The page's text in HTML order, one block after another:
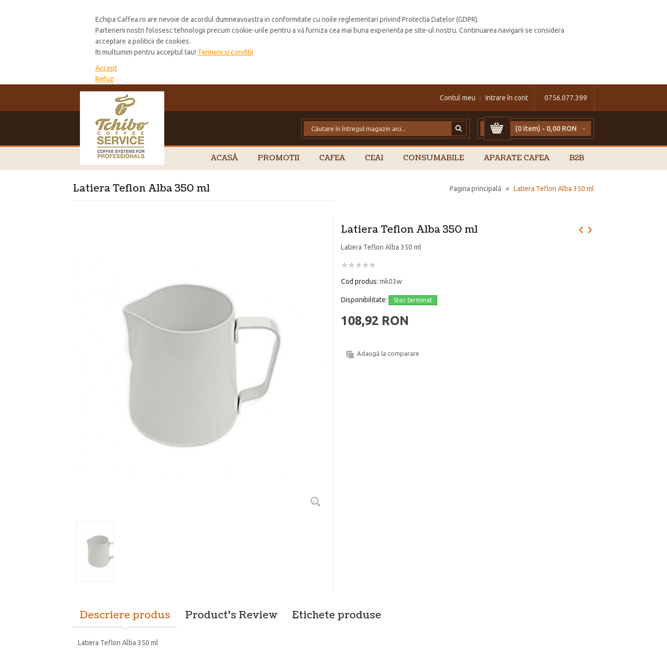
Echipa Caffea.ro are nevoie de acordul dumneavoastra in conformitate cu noile reglementari privind Protectia Datelor (GDPR).
Partenerii nostri folosesc tehnologii precum cookie-urile pentru a vă furniza cea mai buna experienta pe site-ul nostru. Continuarea navigarii se considera
acceptare a politicii de cookies.
Iti multumim pentru acceptul tau! Termeni si conditii
Accept
Refuz
0756.077.399
Contul meu Intrare în cont
(0 item) - 0,00 RON
ACASĂ PROMOTII CAFEA CEAI CONSUMABILE APARATE CAFEA B2B
Pagina principală » Latiera Teflon Alba 350 ml
Latiera Teflon Alba 350 ml
Latiera Teflon Alba 350 ml
Latiera Teflon Alba 350 ml
Cod produs: mk03w
Disponibilitate: Stoc terminat
108,92 RON
Adaugă la comparare
Descriere produs Product's Review Etichete produse
Latiera Teflon Alba 350 ml